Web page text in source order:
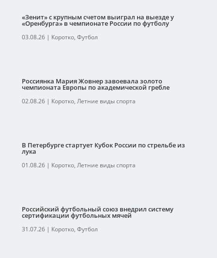
«Зенит» с крупным счетом выиграл на выезде у
«Оренбурга» в чемпионате России по футболу
03.08.26| Коротко, Футбол
Россиянка Мария Жовнер завоевала золото
чемпионата Европы по академической гребле
02.08.26| Коротко, Летние виды спорта
В Петербурге стартует Кубок России по стрельбе из
лука
01.08.26| Коротко, Летние виды спорта
Российский футбольный союз внедрил систему
сертификации футбольных мячей
31.07.26| Коротко, Футбол